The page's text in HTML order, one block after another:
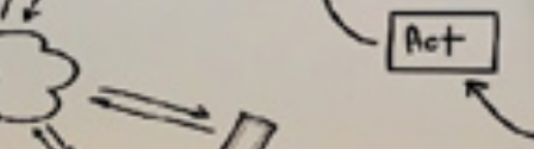
رزومه
ها
اخبار